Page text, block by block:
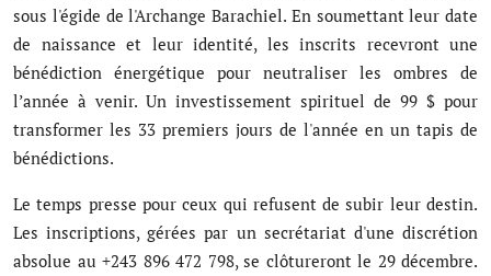
sous l'égide de l'Archange Barachiel. En soumettant leur date
de naissance et leur identité, les inscrits recevront une
bénédiction énergétique pour neutraliser les ombres de
l’année à venir. Un investissement spirituel de 99 $ pour
transformer les 33 premiers jours de l'année en un tapis de
bénédictions.
Le temps presse pour ceux qui refusent de subir leur destin.
Les inscriptions, gérées par un secrétariat d'une discrétion
absolue au +243 896 472 798, se clôtureront le 29 décembre.